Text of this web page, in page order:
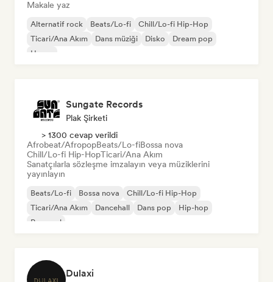
Makale yaz
Alternatif rock Beats/Lo-fi
Chill/Lo-fi Hip-Hop
Ticari/Ana Akım
Dans müziği Disko
Dream pop
House
Sungate Records
Plak Şirketi
> 1300 cevap verildi
Afrobeat/AfropopBeats/Lo-fiBossa nova
Chill/Lo-fi Hip-HopTicari/Ana Akım
Sanatçılarla sözleşme imzalayın veya müziklerini
yayınlayın
Beats/Lo-fi Bossa nova
Chill/Lo-fi Hip-Hop
Ticari/Ana Akım
Dancehall Dans pop
Hip-hop
Pop soul
Dulaxi